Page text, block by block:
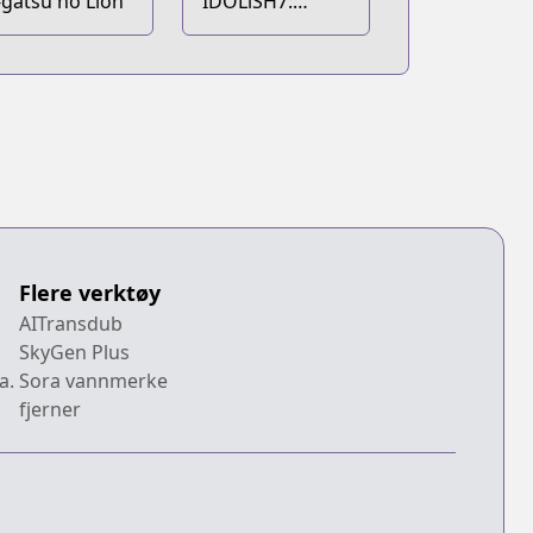
Re:member
Flere verktøy
AITransdub
SkyGen Plus
Sora vannmerke
fjerner